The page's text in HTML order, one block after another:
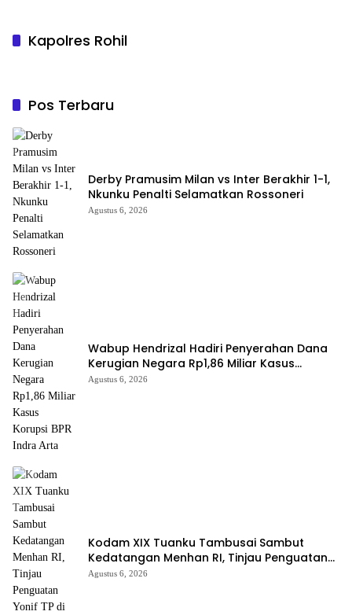
Kapolres Rohil
Pos Terbaru
Derby Pramusim Milan vs Inter Berakhir 1-1,
Nkunku Penalti Selamatkan Rossoneri
Agustus 6, 2026
Wabup Hendrizal Hadiri Penyerahan Dana
Kerugian Negara Rp1,86 Miliar Kasus
Korupsi BPR Indra Arta
Agustus 6, 2026
Kodam XIX Tuanku Tambusai Sambut
Kedatangan Menhan RI, Tinjau Penguatan
Yonif TP di Bengkalis dan Kampar
Agustus 6, 2026